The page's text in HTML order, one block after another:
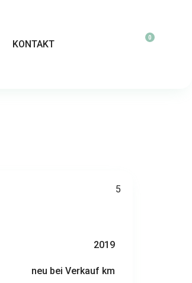
KONTAKT
0
5
2019
neu bei Verkauf km